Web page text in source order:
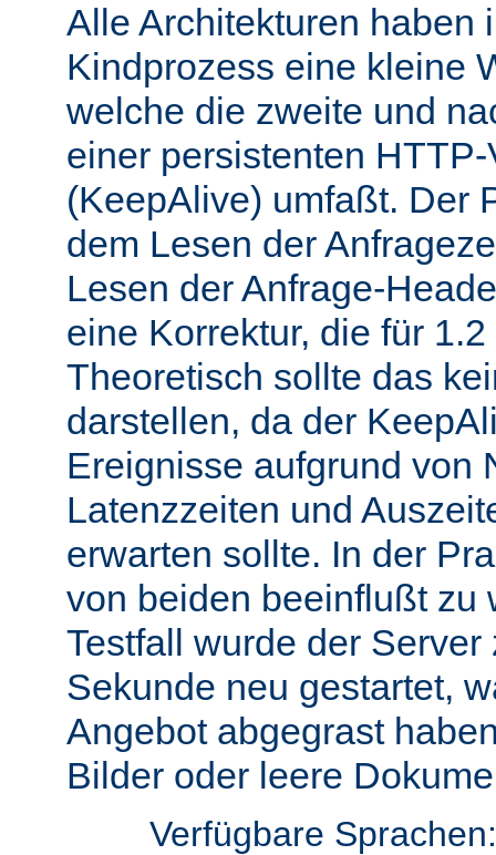
Alle Architekturen haben
Kindprozess eine kleine
welche die zweite und
einer persistenten
(KeepAlive) umfaßt. Der
dem Lesen der
Lesen der Anfrage-
eine Korrektur, die für
Theoretisch sollte das
darstellen, da der
Ereignisse aufgrund von
Latenzzeiten und
erwarten sollte. In der
von beiden beeinflußt zu
Testfall wurde der
Sekunde neu gestartet,
Angebot abgegrast
Bilder oder leere
Verfügbare